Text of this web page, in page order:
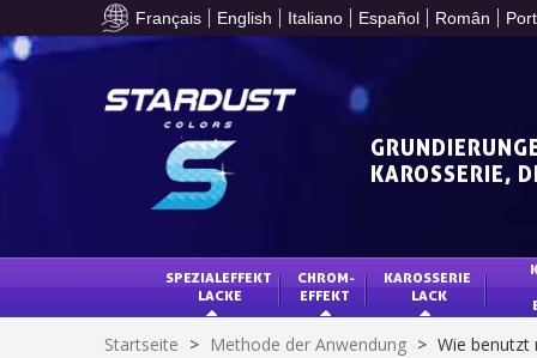
Français English Italiano Español Român
KAROSSERIE,
SPEZIALEFFEKT
LACKE
CHROM-
EFFEKT
KAROSSERIE
LACK
Startseite > Methode der Anwendung > Wie benutzt